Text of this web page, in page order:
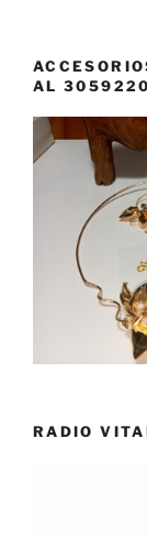
AL
RADIO